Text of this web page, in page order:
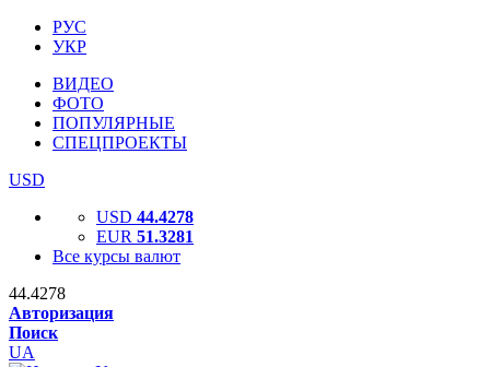
РУС
УКР
ВИДЕО
ФОТО
ПОПУЛЯРНЫЕ
СПЕЦПРОЕКТЫ
USD
USD 44.4278
EUR 51.3281
Все курсы валют
44.4278
Авторизация
Поиск
UA